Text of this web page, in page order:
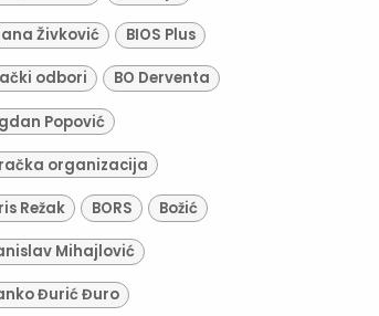
Živković BIOS Plus
odbori BO Derventa
Popović
organizacija
Režak BORS Božić
Mihajlović
Đurić Đuro